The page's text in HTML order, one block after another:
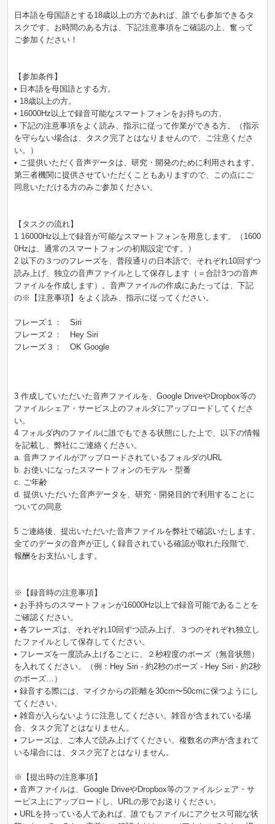
日本語を母国語とする18歳以上の方であれば、誰でも参加できるタ
スクです。お時間のある方は、下記注意事項をご確認の上、奮って
ご参加ください！
【参加条件】
• 日本語を母国語とする方。
• 18歳以上の方。
• 16000Hz以上で録音可能なスマートフォンをお持ちの方。
• 下記の注意事項をよく読み、指示に従って作業ができる方。（指示
を守らない場合は、タスク完了とはなりませんので、ご注意くださ
い。）
• ご提供いただく音声データは、研究・開発のために利用されます。
第三者機関に提供させていただくこともありますので、この点にご
同意いただける方のみご参加ください。
【タスクの流れ】
1 16000Hz以上で録音が可能なスマートフォンを用意します。（1600
0Hzは、通常のスマートフォンの初期設定です。）
2 以下の３つのフレーズを、普段通りの日本語で、それぞれ10回ずつ
読み上げ、独立の音声ファイルとして保存します（＝合計3つの音声
ファイルを作成します）。音声ファイルの作成にあたっては、下記
の※【注意事項】をよく読み、指示に従ってください。
フレーズ１： Siri
フレーズ２： Hey Siri
フレーズ３： OK Google
3 作成していただいた音声ファイルを、Google DriveやDropbox等の
ファイルシェア・サービス上のフォルダにアップロードしてくださ
い。
4 フォルダ内のファイルに誰でもできる状態にした上で、以下の情報
を記載し、弊社にご連絡ください。
a. 音声ファイルがアップロードされているフォルダのURL
b. お使いになったスマートフォンのモデル・型番
c. ご年齢
d. 提供いただいた音声データを、研究・開発目的で利用することに
ついての同意
5 ご連絡後、提出いただいた音声ファイルを弊社で確認いたします。
全てのデータの音声が正しく録音されている確認が取れた段階で、
報酬をお支払いします。
※【録音時の注意事項】
• お手持ちのスマートフォンが16000Hz以上で録音可能であることを
ご確認ください。
• 各フレーズは、それぞれ10回ずつ読み上げ、３つのそれぞれ独立し
たファイルとして保存してください。
• フレーズを一度読み上げるごとに、２秒程度のポーズ（無音状態）
を入れてください。（例：Hey Siri - 約2秒のポーズ - Hey Siri - 約2秒
のポーズ…）
• 録音する際には、マイクからの距離を30cm〜50cmに保つようにし
てください。
• 雑音が入らないように注意してください。雑音が含まれている場
合、タスク完了とはなりません。
• フレーズは、ご本人で読み上げてください。複数名の声が含まれて
いる場合には、タスク完了とはなりません。
※【提出時の注意事項】
• 音声ファイルは、Google DriveやDropbox等のファイルシェア・サ
ービス上にアップロードし、URLの形でお送りください。
• URLを持っている人であれば、誰でもファイルにアクセス可能な状